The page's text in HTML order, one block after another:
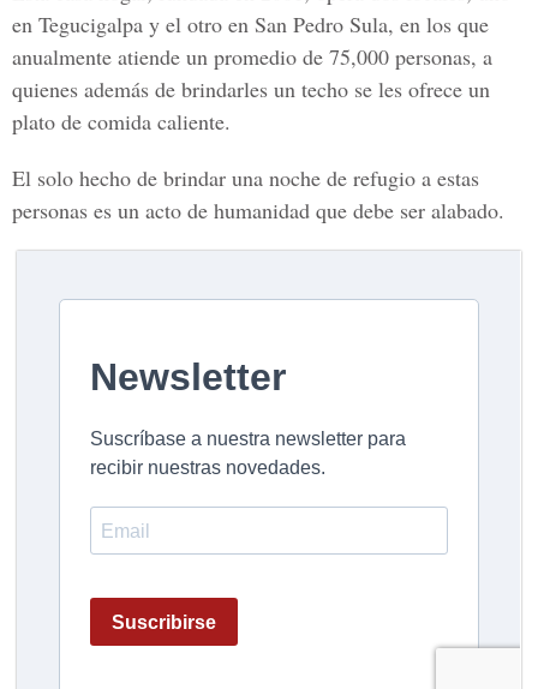
en Tegucigalpa y el otro en San Pedro Sula, en los que
anualmente atiende un promedio de 75,000 personas, a
quienes además de brindarles un techo se les ofrece un
plato de comida caliente.
El solo hecho de brindar una noche de refugio a estas
personas es un acto de humanidad que debe ser alabado.